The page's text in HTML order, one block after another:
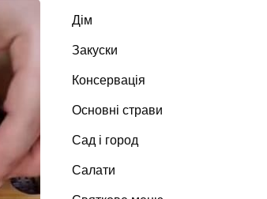
Дім
Закуски
Консервація
Основні страви
Сад і город
Салати